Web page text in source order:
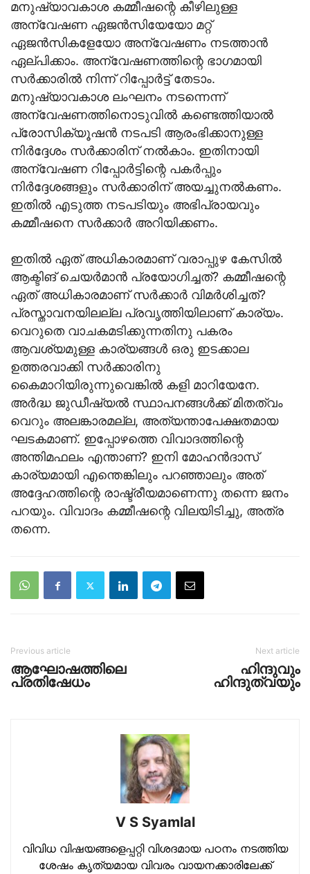
മനുഷ്യാവകാശ കമ്മീഷന്റെ കീഴിലുള്ള
അന്വേഷണ ഏജന്‍സിയേയോ മറ്റ്
ഏജന്‍സികളേയോ അന്വേഷണം നടത്താന്‍
ഏല്പിക്കാം. അന്വേഷണത്തിന്റെ ഭാഗമായി
സര്‍ക്കാരില്‍ നിന്ന് റിപ്പോര്‍ട്ട് തേടാം.
മനുഷ്യാവകാശ ലംഘനം നടന്നെന്ന്
അന്വേഷണത്തിനൊടുവില്‍ കണ്ടെത്തിയാല്‍
പ്രോസിക്യൂഷന്‍ നടപടി ആരംഭിക്കാനുള്ള
നിര്‍ദ്ദേശം സര്‍ക്കാരിന് നല്‍കാം. ഇതിനായി
അന്വേഷണ റിപ്പോര്‍ട്ടിന്റെ പകര്‍പ്പും
നിര്‍ദ്ദേശങ്ങളും സര്‍ക്കാരിന് അയച്ചുനല്‍കണം.
ഇതില്‍ എടുത്ത നടപടിയും അഭിപ്രായവും
കമ്മീഷനെ സര്‍ക്കാര്‍ അറിയിക്കണം.
ഇതില്‍ ഏത് അധികാരമാണ് വരാപ്പുഴ കേസില്‍
ആക്ടിങ് ചെയര്‍മാന്‍ പ്രയോഗിച്ചത്? കമ്മീഷന്റെ
ഏത് അധികാരമാണ് സര്‍ക്കാര്‍ വിമര്‍ശിച്ചത്?
പ്രസ്താവനയിലല്ല പ്രവൃത്തിയിലാണ് കാര്യം.
വെറുതെ വാചകമടിക്കുന്നതിനു പകരം
ആവശ്യമുള്ള കാര്യങ്ങള്‍ ഒരു ഇടക്കാല
ഉത്തരവാക്കി സര്‍ക്കാരിനു
കൈമാറിയിരുന്നുവെങ്കില്‍ കളി മാറിയേനേ.
അര്‍ദ്ധ ജുഡീഷ്യല്‍ സ്ഥാപനങ്ങള്‍ക്ക് മിതത്വം
വെറും അലങ്കാരമല്ല, അത്യന്താപേക്ഷതമായ
ഘടകമാണ്. ഇപ്പോഴത്തെ വിവാദത്തിന്റെ
അന്തിമഫലം എന്താണ്? ഇനി മോഹന്‍ദാസ്
കാര്യമായി എന്തെങ്കിലും പറഞ്ഞാലും അത്
അദ്ദേഹത്തിന്റെ രാഷ്ട്രീയമാണെന്നു തന്നെ ജനം
പറയും. വിവാദം കമ്മീഷന്റെ വിലയിടിച്ചു, അത്ര
തന്നെ.
Previous article
ആഘോഷത്തിലെ
പ്രതിഷേധം
Next article
ഹിന്ദുവും
ഹിന്ദുത്വയും
V S Syamlal
വിവിധ വിഷയങ്ങളെപ്പറ്റി വിശദമായ പഠനം നടത്തിയ
ശേഷം കൃത്യമായ വിവരം വായനക്കാരിലേക്ക്